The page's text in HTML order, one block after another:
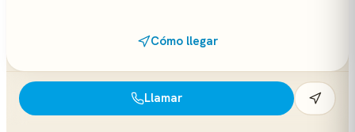
Cómo llegar
Llamar